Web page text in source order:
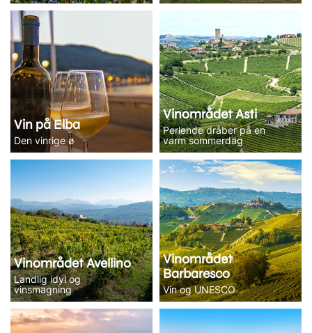
Vin på Elba
Den vinrige ø
Vinområdet Asti
Perlende dråber på en
varm sommerdag
Vinområdet Avellino
Landlig idyl og
vinsmagning
Vinområdet
Barbaresco
Vin og UNESCO